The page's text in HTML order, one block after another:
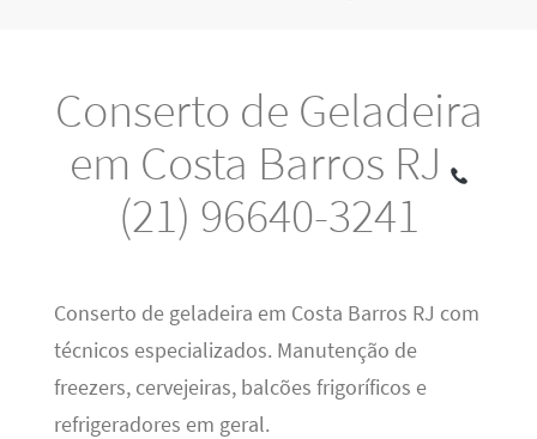
Conserto de Geladeira
em Costa Barros RJ
(21) 96640-3241
Conserto de geladeira em Costa Barros RJ com
técnicos especializados. Manutenção de
freezers, cervejeiras, balcões frigoríficos e
refrigeradores em geral.